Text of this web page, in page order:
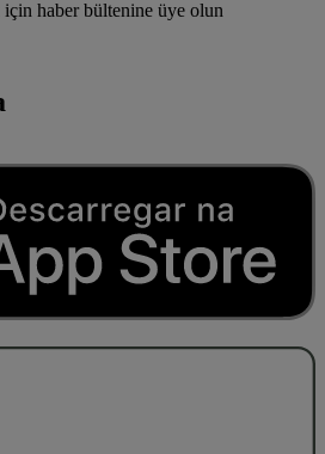
için haber bültenine üye olun